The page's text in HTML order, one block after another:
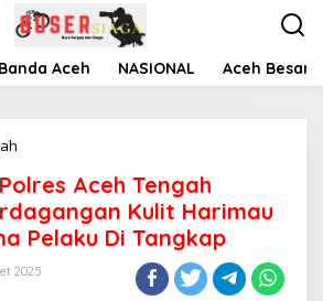
Banda Aceh NASIONAL Aceh Besar
t
R
e
s
k
Aceh Tengah
Kulit Harimau
Pelaku Di Tangkap
2025